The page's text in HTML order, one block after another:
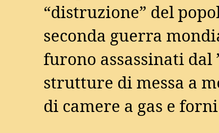
“distruzione” del
seconda guerra
furono assassinati dal
strutture di messa a
di camere a gas e